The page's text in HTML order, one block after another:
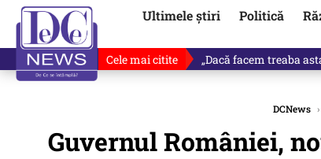
Ultimele știri Politică
Cele mai citite „Dacă facem treaba
DCNews ›
Guvernul României,